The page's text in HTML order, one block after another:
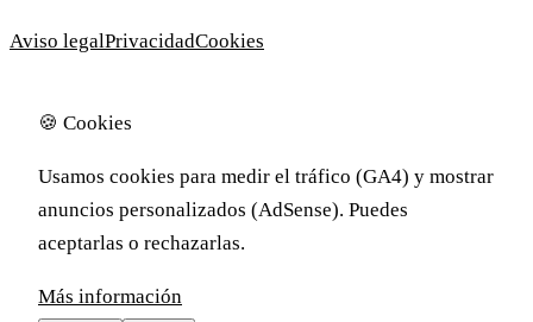
Aviso legalPrivacidadCookies
🍪 Cookies
Usamos cookies para medir el tráfico (GA4) y mostrar
anuncios personalizados (AdSense). Puedes
aceptarlas o rechazarlas.
Más información